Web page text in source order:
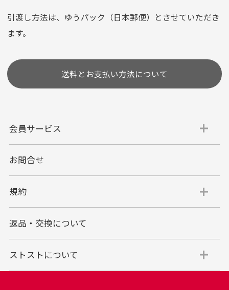
選びいただけない場合がございます。
代金引換
代引手数料一律400円
す。
代金引換でのお支払い方法は現金のみとなりま
す。
商品代金＋送料(全国一律800円)＋代引手数料(一
律400円)＝合計金額
引渡し方法は、ゆうパック（日本郵便）とさせていただき
ます。
送料とお支払い方法について
会員サービス
お問合せ
規約
返品・交換について
ストストについて